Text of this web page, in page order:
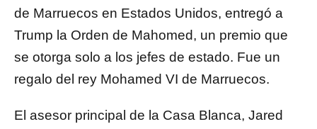
de Marruecos en Estados Unidos, entregó a
Trump la Orden de Mahomed, un premio que
se otorga solo a los jefes de estado. Fue un
regalo del rey Mohamed VI de Marruecos.
El asesor principal de la Casa Blanca, Jared